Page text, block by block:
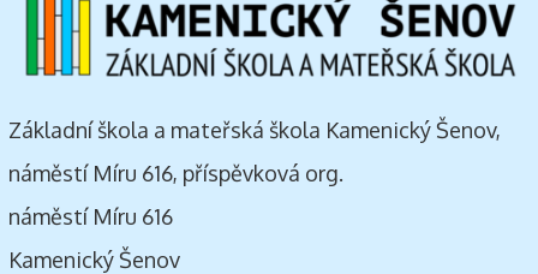
Základní škola a mateřská škola Kamenický Šenov,
náměstí Míru 616, příspěvková org.
náměstí Míru 616
Kamenický Šenov